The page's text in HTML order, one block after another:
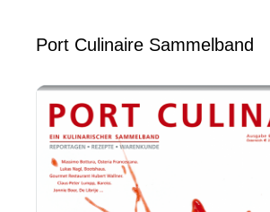
Port Culinaire Sammelband